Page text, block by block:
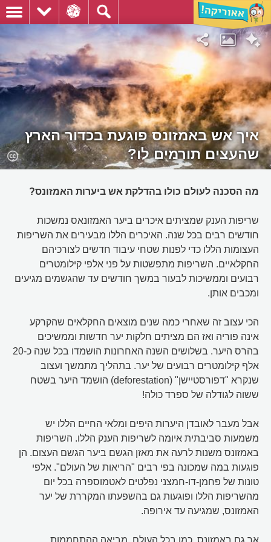
איך אש באמזונס פוגעת בכדור הארץ
שהעצים תורמים לו?
מה הסכנה לעולם כולו בהדלקת אש ביערות האמזונס?
שריפות הענק שמציתים איכרים ביער האמזונאס נמשכות
חודשים רבים בכל שנה. האיכרים הללו מבעירים את השריפות
העצומות הללו כדי לפנות שטחי עיבוד חדשים לצורכיהם
החקלאיים. השריפות מתפשטות על פני אלפי קילומטרים
רבועים וממשיכות לבעור במשך חודשים עד שהגשמים מגיעים
ומכבים אותן.
הכי עצוב זה שאחרי כמה שנים מוצאים החקלאים שהקרקע
אינה פוריה ואז הם מציתים חלקות יער חדשות וממשיכים
בהרס היער. בשלושים השנה האחרונות הושמדו בכל שנה כ-20
אלף קילומטרים רבועים של יער. בתהליך מתמשך ועצוב
שנקרא "דפורסטיישן" (deforestation) הושמד היער בשטח
ששוה לגודלה של ספרד כולה!
אבל מעבר לאובדן היערות היפים ומלאי החיים הללו יש
משמעות סביבתית איומה לשריפות הענק הללו. השריפות
באמזונס משנות לרעה את מאזן הגשם ביער הגשם העצום. הן
פוגעות במה שמכונה בפי רבים "הריאות של העולם". אלפי
טונות של פחמן-דו-חמצני נפלטים לאטמוספרה בכל יום
מהשריפות הללו ופוגעות גם בהשפעתו המקררת של יער
האמזונס, שמגיעה עד אירופה.
אך גם באמזונס, כמו בכל העולם, מביאה ההתחממות